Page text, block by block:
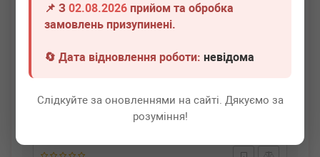
📌 З02.08.2026 прийом та обробка
замовлень призупинені.
🔄 Дата відновлення роботи:невідома
Слідкуйте за оновленнями на сайті. Дякуємо за
розуміння!